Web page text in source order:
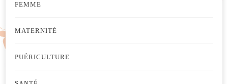
FEMME
MATERNITÉ
PUÉRICULTURE